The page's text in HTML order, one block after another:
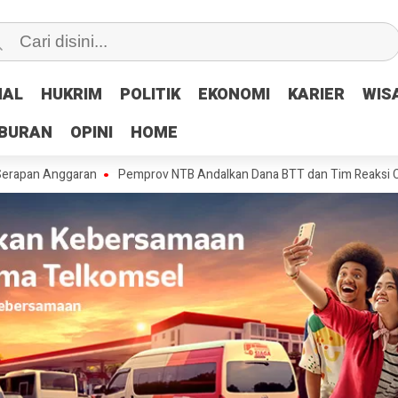
HUKRIM POLITIK EKONOMI KARIER
OPINI HOME
HUKRIM POLITIK EKONOMI KARIER
OPINI HOME
Pemprov NTB Andalkan Dana BTT dan Tim Reaksi Cepat